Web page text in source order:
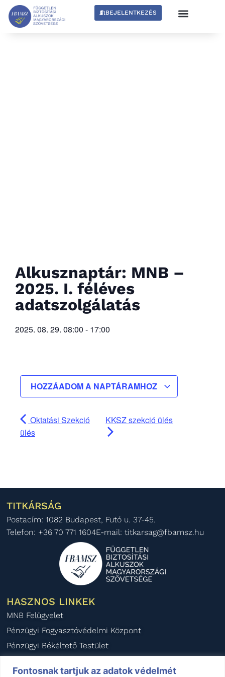
Fontosnak tartjuk az adatok védelmét
BEJELENTKEZÉS
Alkusznaptár: MNB –
2025. I. féléves
adatszolgálatás
2025. 08. 29. 08:00 - 17:00
HOZZÁADOM A NAPTÁRAMHOZ
Oktatási Szekció
ülés
KKSZ szekció ülés
TITKÁRSÁG
Postacím: 1082 Budapest, Futó u. 37-45.
Telefon: +36 70 771 1604E-mail: titkarsag@fbamsz.hu
HASZNOS LINKEK
MNB Felügyelet
Pénzügyi Fogyasztóvédelmi Központ
Pénzügyi Békéltető Testület